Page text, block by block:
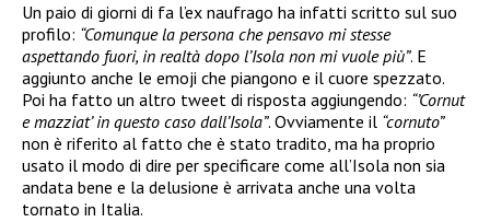
Un paio di giorni di fa l’ex naufrago ha infatti scritto sul suo
profilo: “Comunque la persona che pensavo mi stesse
aspettando fuori, in realtà dopo l’Isola non mi vuole più”. E
aggiunto anche le emoji che piangono e il cuore spezzato.
Poi ha fatto un altro tweet di risposta aggiungendo: “’Cornut
e mazziat’ in questo caso dall’Isola”. Ovviamente il “cornuto”
non è riferito al fatto che è stato tradito, ma ha proprio
usato il modo di dire per specificare come all’Isola non sia
andata bene e la delusione è arrivata anche una volta
tornato in Italia.